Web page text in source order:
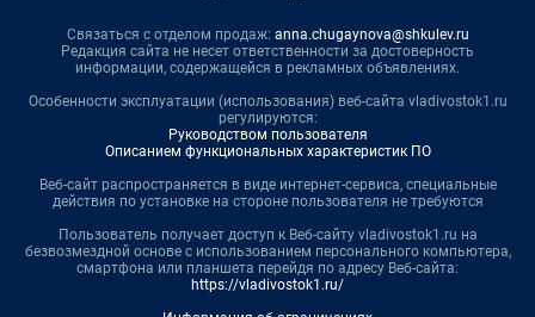
Связаться с отделом продаж: anna.chugaynova@shkulev.ru
Редакция сайта не несет ответственности за достоверность
информации, содержащейся в рекламных объявлениях.
Особенности эксплуатации (использования) веб-сайта vladivostok1.ru
регулируются:
Руководством пользователя
Описанием функциональных характеристик ПО
Веб-сайт распространяется в виде интернет-сервиса, специальные
действия по установке на стороне пользователя не требуются
Пользователь получает доступ к Веб-сайту vladivostok1.ru на
безвозмездной основе с использованием персонального компьютера,
смартфона или планшета перейдя по адресу Веб-сайта:
https://vladivostok1.ru/